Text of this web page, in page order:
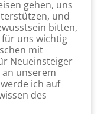
gehen, uns
und
bitten,
uns wichtig
mit
Neueinsteiger
unserem
ich auf
des